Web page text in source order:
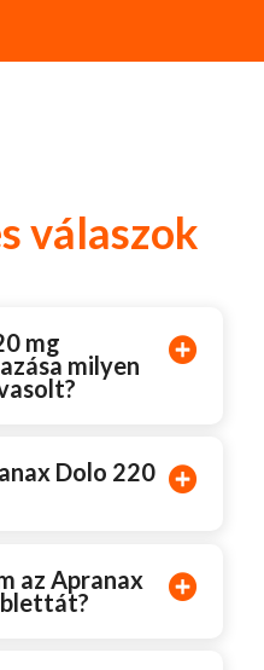
válaszok
mg
milyen
Dolo 220
az Apranax